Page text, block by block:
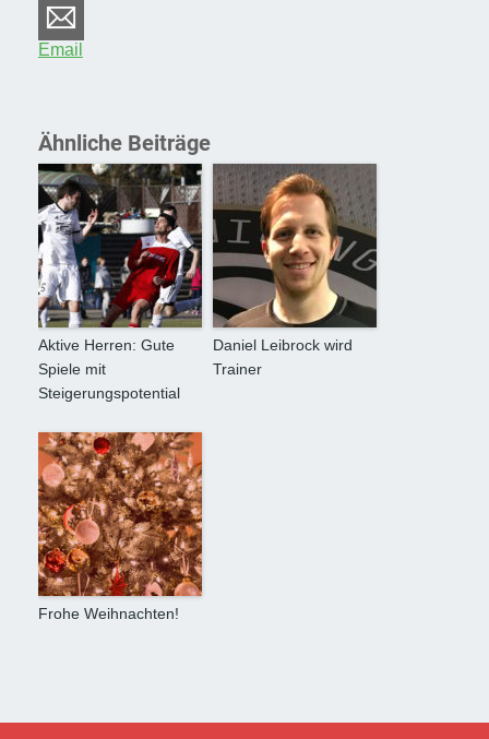
Email
Ähnliche Beiträge
Aktive Herren: Gute
Spiele mit
Steigerungspotential
Daniel Leibrock wird
Trainer
Frohe Weihnachten!